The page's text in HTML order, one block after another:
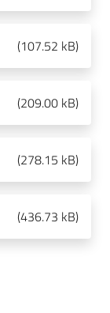
(107.52 kB)
(209.00 kB)
(278.15 kB)
(436.73 kB)